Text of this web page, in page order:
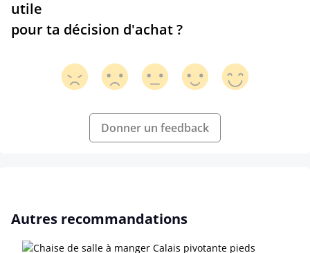
utile
pour ta décision d'achat ?
Donner un feedback
Ignorer la galerie de produits
Autres recommandations